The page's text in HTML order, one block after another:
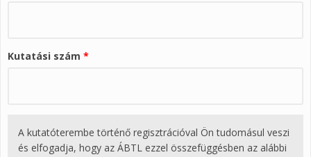
Kutatási szám *
A kutatóterembe történő regisztrációval Ön tudomásul veszi
és elfogadja, hogy az ÁBTL ezzel összefüggésben az alábbi